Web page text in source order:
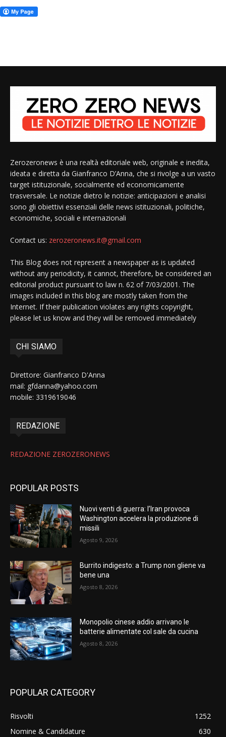
Zerozeronews è una realtà editoriale web, originale e inedita,
ideata e diretta da Gianfranco D’Anna, che si rivolge a un vasto
target istituzionale, socialmente ed economicamente
trasversale. Le notizie dietro le notizie: anticipazioni e analisi
sono gli obiettivi essenziali delle news istituzionali, politiche,
economiche, sociali e internazionali
Contact us: zerozeronews.it@gmail.com
This Blog does not represent a newspaper as is updated
without any periodicity, it cannot, therefore, be considered an
editorial product pursuant to law n. 62 of 7/03/2001. The
images included in this blog are mostly taken from the
Internet. If their publication violates any rights copyright,
please let us know and they will be removed immediately
CHI SIAMO
Direttore: Gianfranco D'Anna
mail: gfdanna@yahoo.com
mobile: 3319619046
REDAZIONE
REDAZIONE ZEROZERONEWS
POPULAR POSTS
Nuovi venti di guerra: l’Iran provoca
Washington accelera la produzione di
missili
Agosto 9, 2026
Burrito indigesto: a Trump non gliene va
bene una
Agosto 8, 2026
Monopolio cinese addio arrivano le
batterie alimentate col sale da cucina
Agosto 8, 2026
POPULAR CATEGORY
Risvolti
1252
Nomine & Candidature
630